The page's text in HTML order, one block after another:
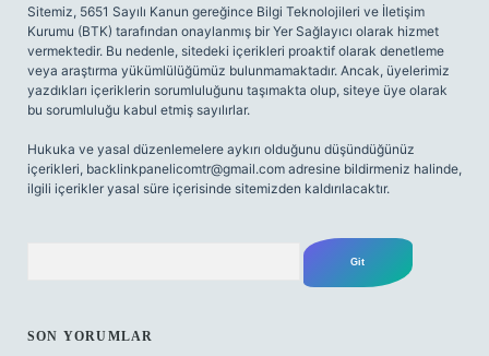
Sitemiz, 5651 Sayılı Kanun gereğince Bilgi Teknolojileri ve İletişim
Kurumu (BTK) tarafından onaylanmış bir Yer Sağlayıcı olarak hizmet
vermektedir. Bu nedenle, sitedeki içerikleri proaktif olarak denetleme
veya araştırma yükümlülüğümüz bulunmamaktadır. Ancak, üyelerimiz
yazdıkları içeriklerin sorumluluğunu taşımakta olup, siteye üye olarak
bu sorumluluğu kabul etmiş sayılırlar.
Hukuka ve yasal düzenlemelere aykırı olduğunu düşündüğünüz
içerikleri, backlinkpanelicomtr@gmail.com adresine bildirmeniz halinde,
ilgili içerikler yasal süre içerisinde sitemizden kaldırılacaktır.
SON YORUMLAR